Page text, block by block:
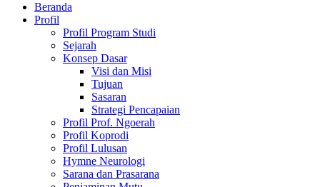
Beranda
Profil
Profil Program Studi
Sejarah
Konsep Dasar
Visi dan Misi
Tujuan
Sasaran
Strategi Pencapaian
Profil Prof. Ngoerah
Profil Koprodi
Profil Lulusan
Hymne Neurologi
Sarana dan Prasarana